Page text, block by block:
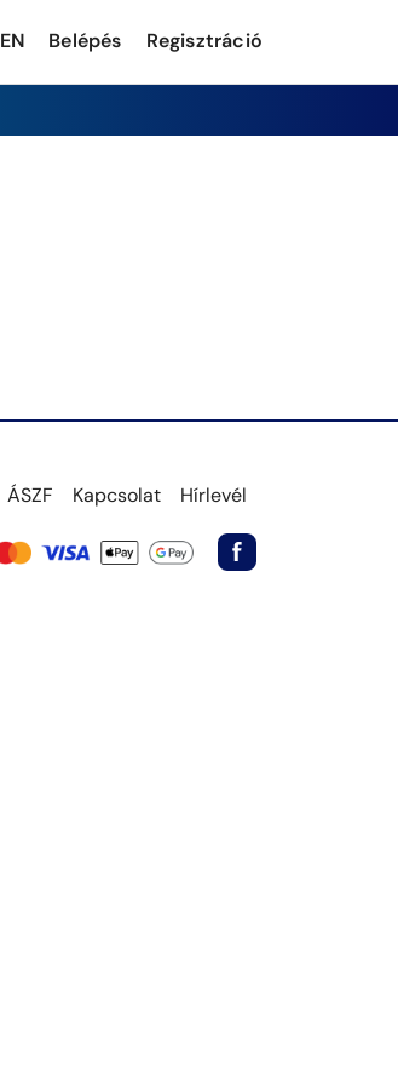
EN Belépés Regisztráció
ÁSZF Kapcsolat Hírlevél